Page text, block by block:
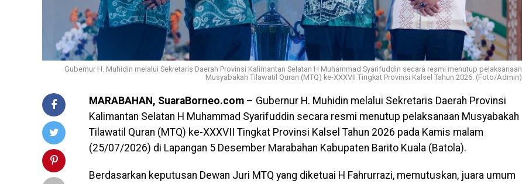
Gubernur H. Muhidin melalui Sekretaris Daerah Provinsi Kalimantan Selatan H Muhammad Syarifuddin secara resmi menutup pelaksanaan
Musyabakah Tilawatil Quran (MTQ) ke-XXXVII Tingkat Provinsi Kalsel Tahun 2026. (Foto/Admin)
MARABAHAN, SuaraBorneo.com – Gubernur H. Muhidin melalui Sekretaris Daerah Provinsi
Kalimantan Selatan H Muhammad Syarifuddin secara resmi menutup pelaksanaan Musyabakah
Tilawatil Quran (MTQ) ke-XXXVII Tingkat Provinsi Kalsel Tahun 2026 pada Kamis malam
(25/07/2026) di Lapangan 5 Desember Marabahan Kabupaten Barito Kuala (Batola).
Berdasarkan keputusan Dewan Juri MTQ yang diketuai H Fahrurrazi, memutuskan, juara umum